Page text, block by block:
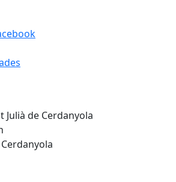
Julià de Cerdanyola